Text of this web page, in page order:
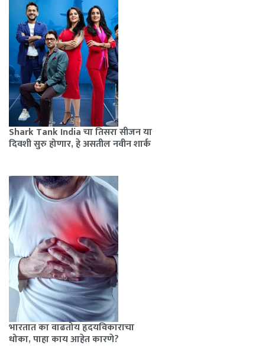
Shark Tank India चा तिसरा सीजन या
दिवशी सुरु होणार, हे असतील नवीन शार्क
भारतात का वाढतोय हृदयविकाराचा
धोका, पाहा काय आहेत कारणे?